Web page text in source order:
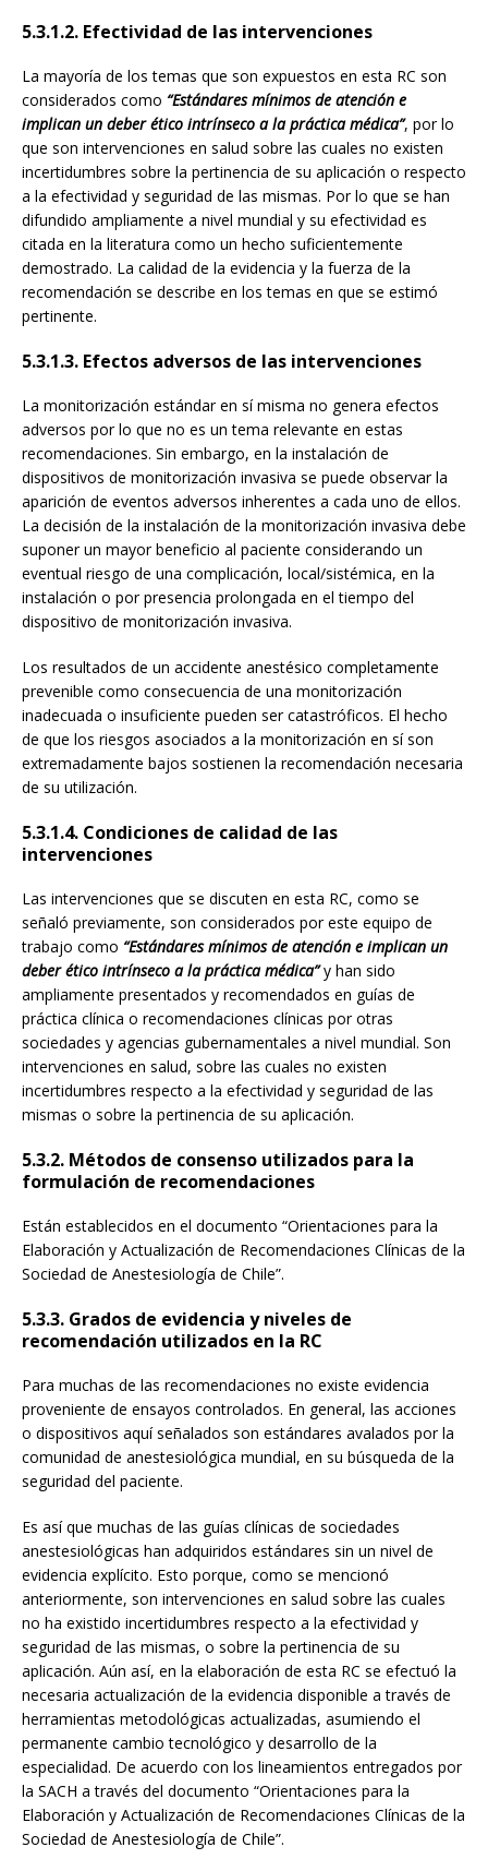
5.3.1.2. Efectividad de las intervenciones
La mayoría de los temas que son expuestos en esta RC son
considerados como “Estándares mínimos de atención e
implican un deber ético intrínseco a la práctica médica”, por lo
que son intervenciones en salud sobre las cuales no existen
incertidumbres sobre la pertinencia de su aplicación o respecto
a la efectividad y seguridad de las mismas. Por lo que se han
difundido ampliamente a nivel mundial y su efectividad es
citada en la literatura como un hecho suficientemente
demostrado. La calidad de la evidencia y la fuerza de la
recomendación se describe en los temas en que se estimó
pertinente.
5.3.1.3. Efectos adversos de las intervenciones
La monitorización estándar en sí misma no genera efectos
adversos por lo que no es un tema relevante en estas
recomendaciones. Sin embargo, en la instalación de
dispositivos de monitorización invasiva se puede observar la
aparición de eventos adversos inherentes a cada uno de ellos.
La decisión de la instalación de la monitorización invasiva debe
suponer un mayor beneficio al paciente considerando un
eventual riesgo de una complicación, local/sistémica, en la
instalación o por presencia prolongada en el tiempo del
dispositivo de monitorización invasiva.
Los resultados de un accidente anestésico completamente
prevenible como consecuencia de una monitorización
inadecuada o insuficiente pueden ser catastróficos. El hecho
de que los riesgos asociados a la monitorización en sí son
extremadamente bajos sostienen la recomendación necesaria
de su utilización.
5.3.1.4. Condiciones de calidad de las
intervenciones
Las intervenciones que se discuten en esta RC, como se
señaló previamente, son considerados por este equipo de
trabajo como “Estándares mínimos de atención e implican un
deber ético intrínseco a la práctica médica”y han sido
ampliamente presentados y recomendados en guías de
práctica clínica o recomendaciones clínicas por otras
sociedades y agencias gubernamentales a nivel mundial. Son
intervenciones en salud, sobre las cuales no existen
incertidumbres respecto a la efectividad y seguridad de las
mismas o sobre la pertinencia de su aplicación.
5.3.2. Métodos de consenso utilizados para la
formulación de recomendaciones
Están establecidos en el documento “Orientaciones para la
Elaboración y Actualización de Recomendaciones Clínicas de la
Sociedad de Anestesiología de Chile”.
5.3.3. Grados de evidencia y niveles de
recomendación utilizados en la RC
Para muchas de las recomendaciones no existe evidencia
proveniente de ensayos controlados. En general, las acciones
o dispositivos aquí señalados son estándares avalados por la
comunidad de anestesiológica mundial, en su búsqueda de la
seguridad del paciente.
Es así que muchas de las guías clínicas de sociedades
anestesiológicas han adquiridos estándares sin un nivel de
evidencia explícito. Esto porque, como se mencionó
anteriormente, son intervenciones en salud sobre las cuales
no ha existido incertidumbres respecto a la efectividad y
seguridad de las mismas, o sobre la pertinencia de su
aplicación. Aún así, en la elaboración de esta RC se efectuó la
necesaria actualización de la evidencia disponible a través de
herramientas metodológicas actualizadas, asumiendo el
permanente cambio tecnológico y desarrollo de la
especialidad. De acuerdo con los lineamientos entregados por
la SACH a través del documento “Orientaciones para la
Elaboración y Actualización de Recomendaciones Clínicas de la
Sociedad de Anestesiología de Chile”.